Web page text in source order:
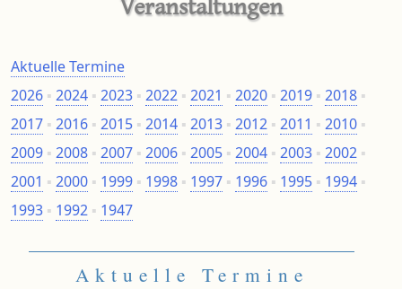
Aktuelle Termine
2026 ▪ 2024 ▪ 2023 ▪ 2022 ▪ 2021 ▪ 2020 ▪ 2019 ▪ 2018 ▪
2017 ▪ 2016 ▪ 2015 ▪ 2014 ▪ 2013 ▪ 2012 ▪ 2011 ▪ 2010 ▪
2009 ▪ 2008 ▪ 2007 ▪ 2006 ▪ 2005 ▪ 2004 ▪ 2003 ▪ 2002 ▪
2001 ▪ 2000 ▪ 1999 ▪ 1998 ▪ 1997 ▪ 1996 ▪ 1995 ▪ 1994 ▪
1993 ▪ 1992 ▪ 1947
Aktuelle Termine